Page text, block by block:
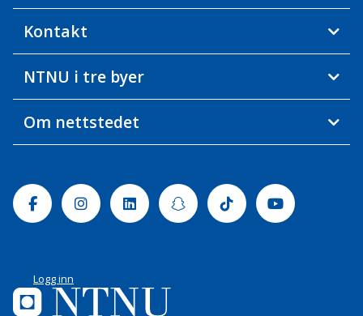
Kontakt
NTNU i tre byer
Om nettstedet
FacebookInstagramLinkedinSnapchatTiktok Youtube
Logg inn